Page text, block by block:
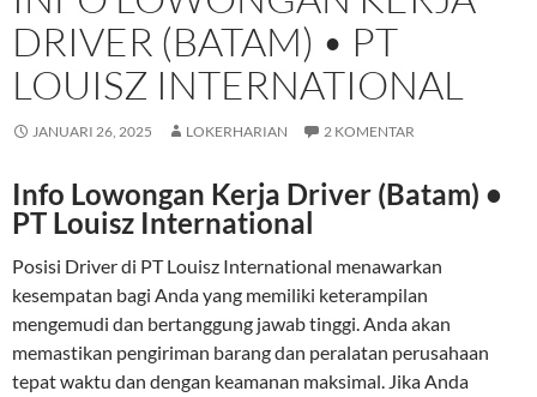
DRIVER (BATAM) • PT
LOUISZ INTERNATIONAL
JANUARI 26, 2025 LOKERHARIAN 2 KOMENTAR
Info Lowongan Kerja Driver (Batam) •
PT Louisz International
Posisi Driver di PT Louisz International menawarkan
kesempatan bagi Anda yang memiliki keterampilan
mengemudi dan bertanggung jawab tinggi. Anda akan
memastikan pengiriman barang dan peralatan perusahaan
tepat waktu dan dengan keamanan maksimal. Jika Anda